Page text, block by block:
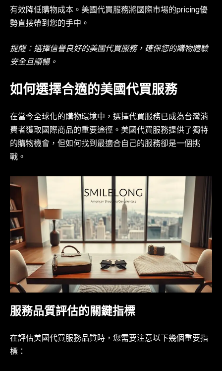
有效降低購物成本。美國代買服務將國際市場的pricing優
勢直接帶到您的手中。
提醒：選擇信譽良好的美國代買服務，確保您的購物體驗
安全且順暢。
如何選擇合適的美國代買服務
在當今全球化的購物環境中，選擇代買服務已成為台灣消
費者獲取國際商品的重要途徑。美國代買服務提供了獨特
的購物機會，但如何找到最適合自己的服務卻是一個挑
戰。
服務品質評估的關鍵指標
在評估美國代買服務品質時，您需要注意以下幾個重要指
標：